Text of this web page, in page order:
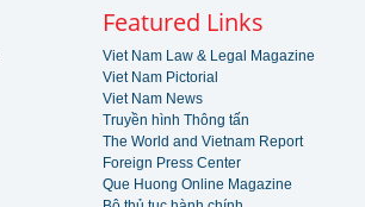
Featured Links
Viet Nam Law & Legal Magazine
Viet Nam Pictorial
Viet Nam News
Truyền hình Thông tấn
The World and Vietnam Report
Foreign Press Center
Que Huong Online Magazine